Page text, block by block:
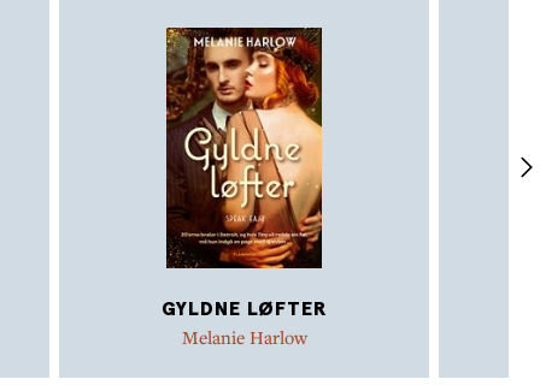
GYLDNE LØFTER
Melanie Harlow